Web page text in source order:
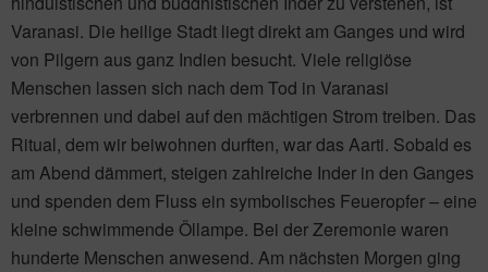
Varanasi. Die heilige Stadt liegt direkt am Ganges und wird
von Pilgern aus ganz Indien besucht. Viele religiöse
Menschen lassen sich nach dem Tod in Varanasi
verbrennen und dabei auf den mächtigen Strom treiben. Das
Ritual, dem wir beiwohnen durften, war das Aarti. Sobald es
am Abend dämmert, steigen zahlreiche Inder in den Ganges
und spenden dem Fluss ein symbolisches Feueropfer – eine
kleine schwimmende Öllampe. Bei der Zeremonie waren
hunderte Menschen anwesend. Am nächsten Morgen ging